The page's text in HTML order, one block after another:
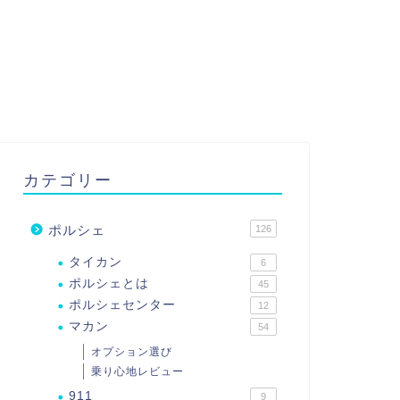
カテゴリー
ポルシェ 126
タイカン 6
ポルシェとは 45
ポルシェセンター 12
マカン 54
オプション選び
乗り心地レビュー
911 9